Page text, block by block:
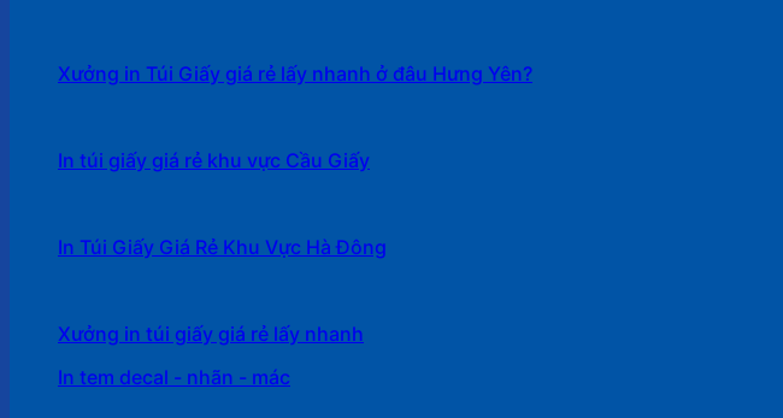
Xưởng in Túi Giấy giá rẻ lấy nhanh ở đâu Hưng Yên?
In túi giấy giá rẻ khu vực Cầu Giấy
In Túi Giấy Giá Rẻ Khu Vực Hà Đông
Xưởng in túi giấy giá rẻ lấy nhanh
In tem decal - nhãn - mác